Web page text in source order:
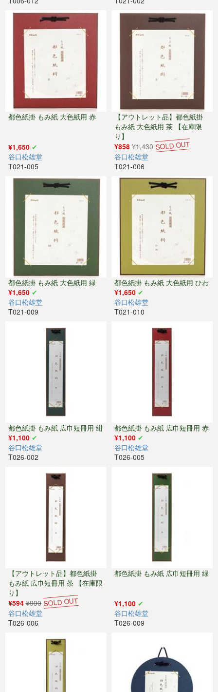
都色紙掛 もみ紙 大色紙用 赤
¥1,650
谷口松雄堂
T021-005
【アウトレット品】都色紙掛
もみ紙 大色紙用 茶 【在庫限
り】
¥858 ¥1,430
谷口松雄堂
T021-006
都色紙掛 もみ紙 大色紙用 緑
¥1,650
谷口松雄堂
T021-009
都色紙掛 もみ紙 大色紙用 ひわ
¥1,650
谷口松雄堂
T021-010
都色紙掛 もみ紙 広巾短冊用 紺
¥1,100
谷口松雄堂
T026-002
都色紙掛 もみ紙 広巾短冊用 赤
¥1,100
谷口松雄堂
T026-005
【アウトレット品】都色紙掛
もみ紙 広巾短冊用 茶 【在庫限
り】
¥594 ¥990
谷口松雄堂
T026-006
都色紙掛 もみ紙 広巾短冊用 緑
¥1,100
谷口松雄堂
T026-009